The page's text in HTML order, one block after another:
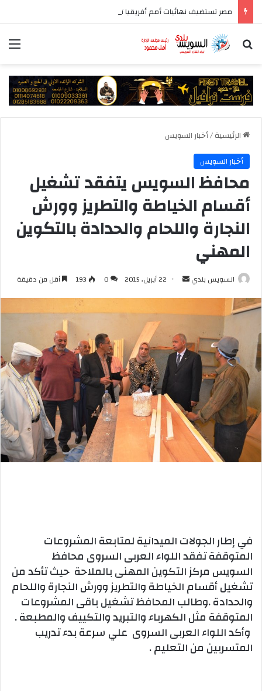
مصر تستضيف نهائيات أمم أفريقيا تحت 23 عامًا
بحث عن
الرئيسية/أخبار السويس
أخبار السويس
محافظ السويس يتفقد تشغيل
أقسام الخياطة والتطريز وورش
النجارة واللحام والحدادة بالتكوين
المهني
السويس بلدي
أرسل 22 أبريل، 2015 0
193 أقل من دقيقة
في إطار الجولات الميدانية لمتابعة المشروعات
المتوقفة تفقد اللواء العربى السروى محافظ
السويس مركز التكوين المهنى بالملاحة حيث تأكد من
تشغيل أقسام الخياطة والتطريز وورش النجارة واللحام
والحدادة .وطالب المحافظ تشغيل باقى المشروعات
المتوقفة مثل الكهرباء والتبريد والتكييف والمطبعة .
وأكد اللواء العربى السروى علي سرعة بدء تدريب
المتسربين من التعليم .